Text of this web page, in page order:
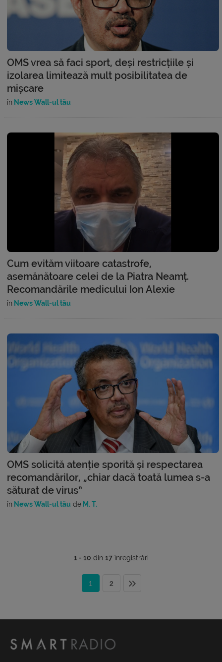
OMS vrea să faci sport, deși restricțiile și
izolarea limitează mult posibilitatea de
mișcare
în News Wall-ul tău
Cum evităm viitoare catastrofe,
asemănătoare celei de la Piatra Neamț.
Recomandările medicului Ion Alexie
în News Wall-ul tău
OMS solicită atenție sporită și respectarea
recomandărilor, „chiar dacă toată lumea s-a
săturat de virus”
în News Wall-ul tău de M. T.
1 - 10 din 17înregistrări
1 2